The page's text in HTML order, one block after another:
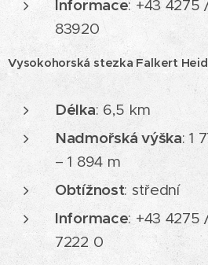
Informace: +43 4275
83920
Vysokohorská stezka Falkert
Délka: 6,5 km
Nadmořská výška: 1
– 1 894 m
Obtížnost: střední
Informace: +43 4275
7222 0